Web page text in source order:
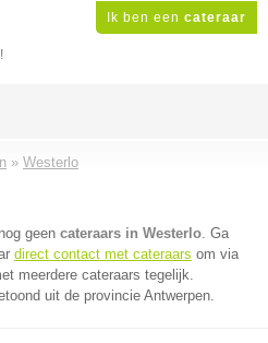
Ik ben een cateraar
» Westerlo
geen cateraars in Westerlo. Ga
direct contact met cateraars om via
meerdere cateraars tegelijk.
uit de provincie Antwerpen.